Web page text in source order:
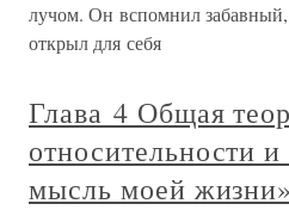
лучом. Он вспомнил
открыл для себя
Глава 4 Общая
относительности
мысль моей жизни»